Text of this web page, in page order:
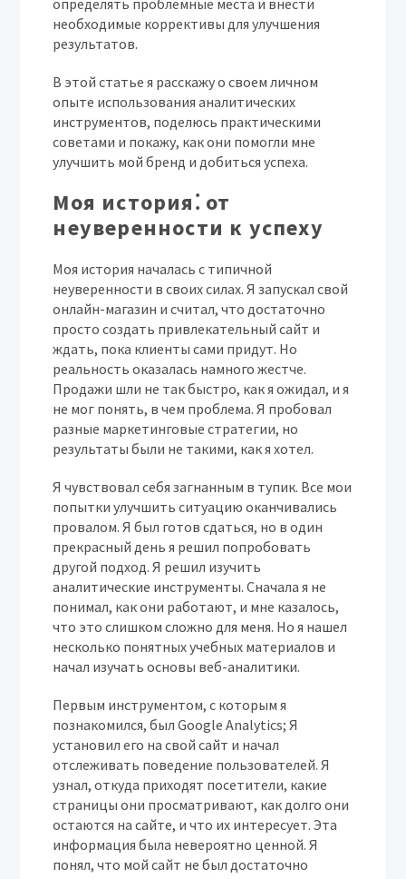
определять проблемные места и внести
необходимые коррективы для улучшения
результатов.
В этой статье я расскажу о своем личном
опыте использования аналитических
инструментов, поделюсь практическими
советами и покажу, как они помогли мне
улучшить мой бренд и добиться успеха.
Моя история⁚ от
неуверенности к успеху
Моя история началась с типичной
неуверенности в своих силах. Я запускал свой
онлайн-магазин и считал, что достаточно
просто создать привлекательный сайт и
ждать, пока клиенты сами придут. Но
реальность оказалась намного жестче.
Продажи шли не так быстро, как я ожидал, и я
не мог понять, в чем проблема. Я пробовал
разные маркетинговые стратегии, но
результаты были не такими, как я хотел.
Я чувствовал себя загнанным в тупик. Все мои
попытки улучшить ситуацию оканчивались
провалом. Я был готов сдаться, но в один
прекрасный день я решил попробовать
другой подход. Я решил изучить
аналитические инструменты. Сначала я не
понимал, как они работают, и мне казалось,
что это слишком сложно для меня. Но я нашел
несколько понятных учебных материалов и
начал изучать основы веб-аналитики.
Первым инструментом, с которым я
познакомился, был Google Analytics; Я
установил его на свой сайт и начал
отслеживать поведение пользователей. Я
узнал, откуда приходят посетители, какие
страницы они просматривают, как долго они
остаются на сайте, и что их интересует. Эта
информация была невероятно ценной. Я
понял, что мой сайт не был достаточно